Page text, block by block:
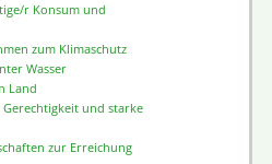
r Konsum und
zum Klimaschutz
Wasser
Land
Gerechtigkeit und starke
zur Erreichung